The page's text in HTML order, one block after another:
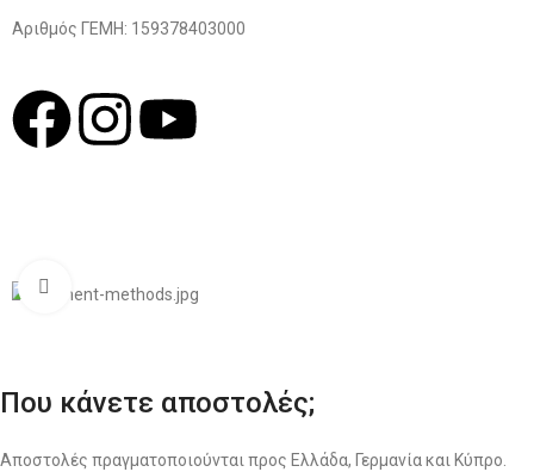
Click to enlarge
Αριθμός ΓΕΜΗ: 159378403000
Που κάνετε αποστολές;
Αποστολές πραγματοποιούνται προς Ελλάδα, Γερμανία και Κύπρο.